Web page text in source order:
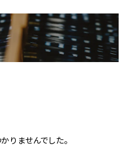
りませんでした。